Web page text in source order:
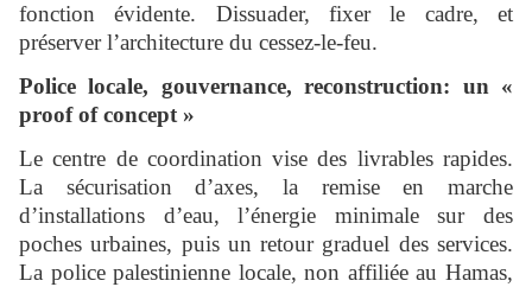
fonction évidente. Dissuader, fixer le cadre, et
préserver l’architecture du cessez-le-feu.
Police locale, gouvernance, reconstruction: un «
proof of concept »
Le centre de coordination vise des livrables rapides.
La sécurisation d’axes, la remise en marche
d’installations d’eau, l’énergie minimale sur des
poches urbaines, puis un retour graduel des services.
La police palestinienne locale, non affiliée au Hamas,